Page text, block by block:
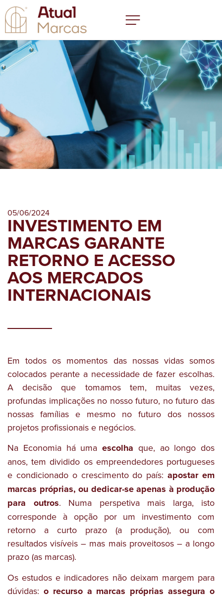
05/06/2024
INVESTIMENTO EM
MARCAS GARANTE
RETORNO E ACESSO
AOS MERCADOS
INTERNACIONAIS
Em todos os momentos das nossas vidas somos
colocados perante a necessidade de fazer escolhas.
A decisão que tomamos tem, muitas vezes,
profundas implicações no nosso futuro, no futuro das
nossas famílias e mesmo no futuro dos nossos
projetos profissionais e negócios.
Na Economia há uma escolha que, ao longo dos
anos, tem dividido os empreendedores portugueses
e condicionado o crescimento do país:apostar em
marcas próprias, ou dedicar-se apenas à produção
para outros. Numa perspetiva mais larga, isto
corresponde à opção por um investimento com
retorno a curto prazo (a produção), ou com
resultados visíveis – mas mais proveitosos – a longo
prazo (as marcas).
Os estudos e indicadores não deixam margem para
dúvidas: o recurso a marcas próprias assegura o